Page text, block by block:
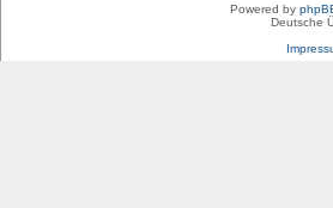
Powered by
Deutsche